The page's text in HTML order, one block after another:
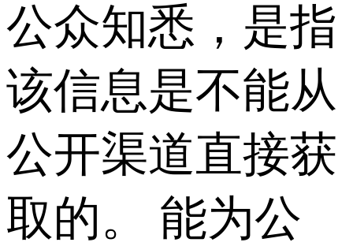
公众知悉，是指
该信息是不能从
公开渠道直接获
取的。 能为公